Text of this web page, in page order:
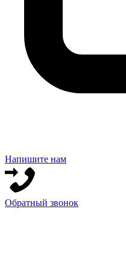
Напишите нам
Обратный звонок